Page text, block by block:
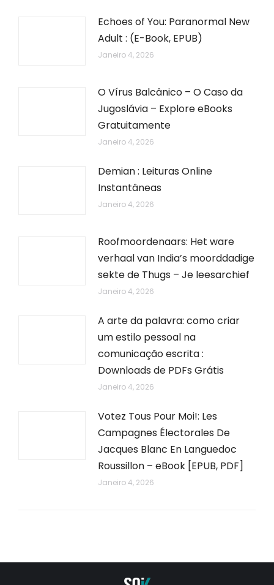
Echoes of You: Paranormal New
Adult : (E-Book, EPUB)
Janeiro 4, 2026
O Vírus Balcânico – O Caso da
Jugoslávia – Explore eBooks
Gratuitamente
Janeiro 4, 2026
Demian : Leituras Online
Instantâneas
Janeiro 4, 2026
Roofmoordenaars: Het ware
verhaal van India’s moorddadige
sekte de Thugs – Je leesarchief
Janeiro 4, 2026
A arte da palavra: como criar
um estilo pessoal na
comunicação escrita :
Downloads de PDFs Grátis
Janeiro 4, 2026
Votez Tous Pour Moi!: Les
Campagnes Électorales De
Jacques Blanc En Languedoc
Roussillon – eBook [EPUB, PDF]
Janeiro 4, 2026